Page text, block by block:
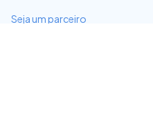
Seja um parceiro